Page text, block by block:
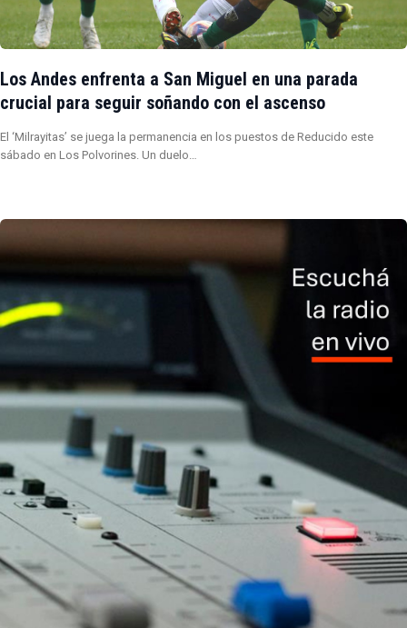
Los Andes enfrenta a San Miguel en una parada
crucial para seguir soñando con el ascenso
El ‘Milrayitas’ se juega la permanencia en los puestos de Reducido este
sábado en Los Polvorines. Un duelo…